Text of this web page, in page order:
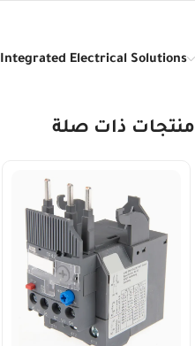
Integrated Electrical Solutions
منتجات ذات صلة